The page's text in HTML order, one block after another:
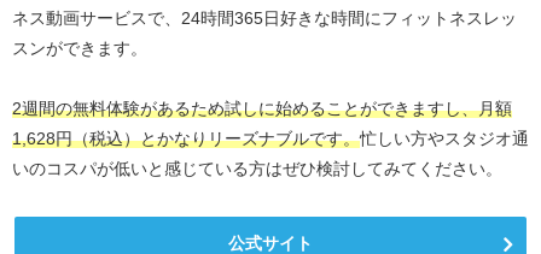
ネス動画サービスで、24時間365日好きな時間にフィットネスレッ
スンができます。
2週間の無料体験があるため試しに始めることができますし、月額
1,628円（税込）とかなりリーズナブルです。忙しい方やスタジオ通
いのコスパが低いと感じている方はぜひ検討してみてください。
公式サイト